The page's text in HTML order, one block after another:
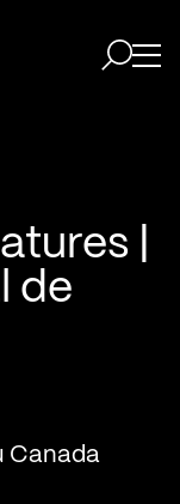
|
de
Canada